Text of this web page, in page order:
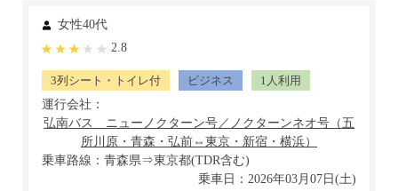
女性40代
2.8
3列シート・トイレ付 ビジネス
1人利用
運行会社：
乗車路線：青森県⇒東京都(TDR含む)
乗車日：2026年03月07日(土)